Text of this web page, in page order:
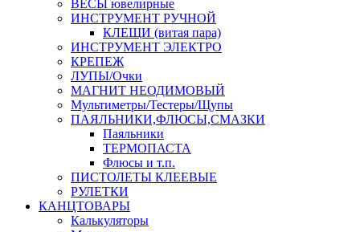
ВЕСЫ ювелирные
ИНСТРУМЕНТ РУЧНОЙ
КЛЕЩИ (витая пара)
ИНСТРУМЕНТ ЭЛЕКТРО
КРЕПЕЖ
ЛУПЫ/Очки
МАГНИТ НЕОДИМОВЫЙ
Мультиметры/Тестеры/Щупы
ПАЯЛЬНИКИ,ФЛЮСЫ,СМАЗКИ
Паяльники
ТЕРМОПАСТА
Флюсы и т.п.
ПИСТОЛЕТЫ КЛЕЕВЫЕ
РУЛЕТКИ
КАНЦТОВАРЫ
Калькуляторы